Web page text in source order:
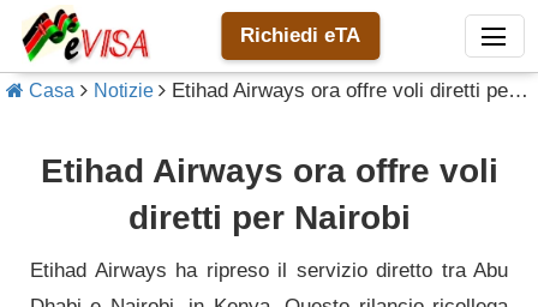
Richiedi eTA
Casa Notizie Etihad Airways ora offre voli diretti per Nairobi
Etihad Airways ora offre voli
diretti per Nairobi
Etihad Airways ha ripreso il servizio diretto tra Abu